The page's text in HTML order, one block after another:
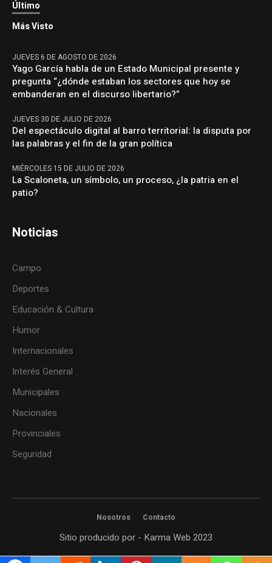
Último
Más Visto
JUEVES 6 DE AGOSTO DE 2026
Yago García habla de un Estado Municipal presente y
pregunta “¿dónde estaban los sectores que hoy se
embanderan en el discurso libertario?”
JUEVES 30 DE JULIO DE 2026
Del espectáculo digital al barro territorial: la disputa por
las palabras y el fin de la gran política
MIÉRCOLES 15 DE JULIO DE 2026
La Scaloneta, un símbolo, un proceso, ¿la patria en el
patio?
Noticias
Campo
Deportes
Educación & Cultura
Humor
Internacionales
Interés General
Municipales
Nacionales
Provinciales
Seguridad
Nosotros Contacto
Sitio producido por - Karma Web 2023